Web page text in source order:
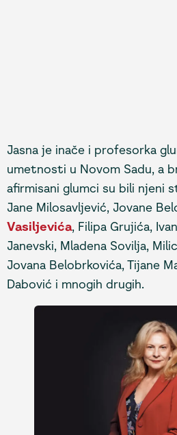
Jasna je inače i profesorka
umetnosti u Novom Sadu, a
afirmisani glumci su bili njeni
Jane Milosavljević, Jovane
Vasiljevića, Filipa Grujića,
Janevski, Mladena Sovilja,
Jovana Belobrkovića, Tijane
Dabović i mnogih drugih.